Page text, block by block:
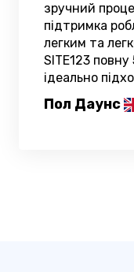
зручний
підтримка
легким та
SITE123 повну
ідеально
Пол Даунс